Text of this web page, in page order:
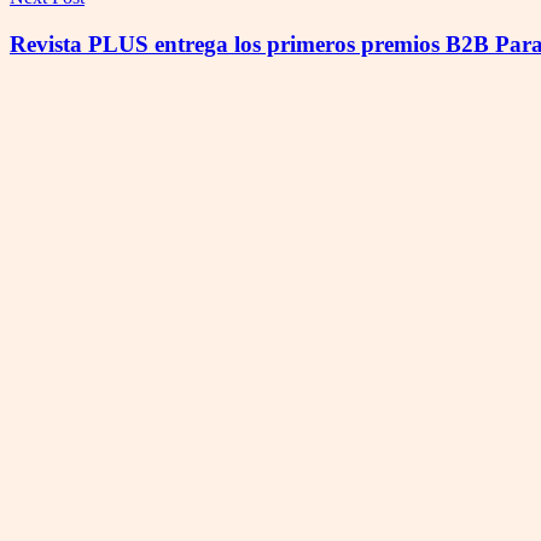
Revista PLUS entrega los primeros premios B2B